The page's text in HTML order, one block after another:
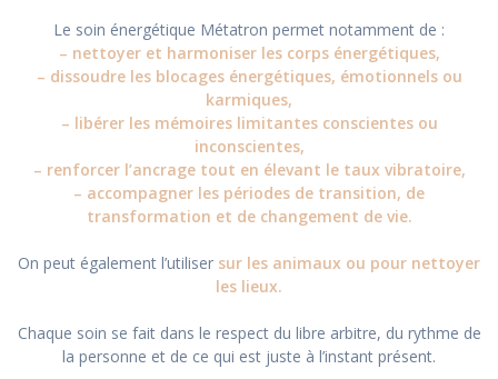
Le soin énergétique Métatron permet notamment de :
– nettoyer et harmoniser les corps énergétiques,
– dissoudre les blocages énergétiques, émotionnels ou
karmiques,
– libérer les mémoires limitantes conscientes ou
inconscientes,
– renforcer l’ancrage tout en élevant le taux vibratoire,
– accompagner les périodes de transition, de
transformation et de changement de vie.
On peut également l’utiliser sur les animaux ou pour nettoyer
les lieux.
Chaque soin se fait dans le respect du libre arbitre, du rythme de
la personne et de ce qui est juste à l’instant présent.